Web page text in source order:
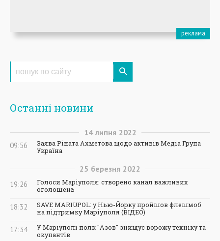
Останні новини
14 липня 2022
09:56
Заява Ріната Ахметова щодо активів Медіа Група
Україна
25 березня 2022
19:26
Голоси Маріуполя: створено канал важливих
оголошень
18:32
SAVE MARIUPOL: у Нью-Йорку пройшов флешмоб
на підтримку Маріуполя (ВІДЕО)
17:34
У Маріуполі полк "Азов" знищує ворожу техніку та
окупантів